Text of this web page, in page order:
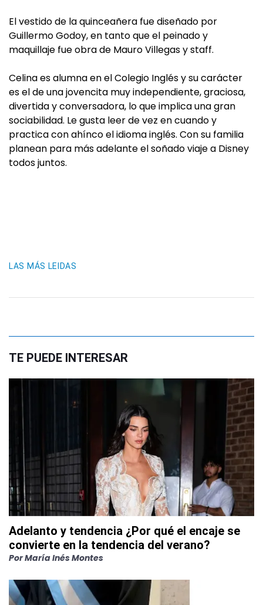
El vestido de la quinceañera fue diseñado por
Guillermo Godoy, en tanto que el peinado y
maquillaje fue obra de Mauro Villegas y staff.
Celina es alumna en el Colegio Inglés y su carácter
es el de una jovencita muy independiente, graciosa,
divertida y conversadora, lo que implica una gran
sociabilidad. Le gusta leer de vez en cuando y
practica con ahínco el idioma inglés. Con su familia
planean para más adelante el soñado viaje a Disney
todos juntos.
LAS MÁS LEIDAS
TE PUEDE INTERESAR
Adelanto y tendencia ¿Por qué el encaje se
convierte en la tendencia del verano?
PorMaría Inés Montes